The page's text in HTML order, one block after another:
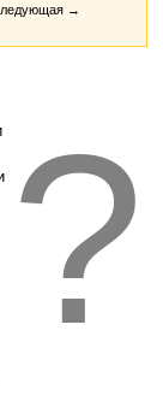
→
?